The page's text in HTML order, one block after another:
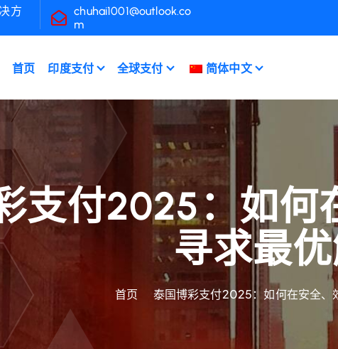
方
chuhai1001@outlook.co
m
首页 印度支付 全球支付 简体中文
支付2025：如何
寻求最优
首页 泰国博彩支付2025：如何在安全、